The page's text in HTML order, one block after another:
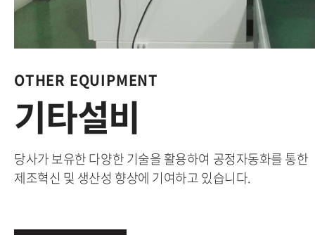
OTHER EQUIPMENT
기타설비
당사가 보유한 다양한 기술을 활용하여 공정자동화를 통한
제조혁신 및 생산성 향상에 기여하고 있습니다.